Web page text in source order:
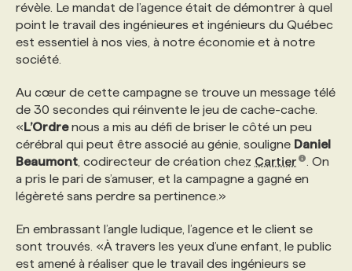
PRIX ET DISTINCTIONS
TENDANCES
GEO/SEO
ÉVÉNEMENTIEL
NOS AUTEUR‧RICES
FAQ
ANNONCEZ AVEC NOUS
FORMATIONS PERSONNALISÉES
NOS FORMATEUR‧RICES
POURQUOI CHOISIR NOS FORMATIONS
NOS TARIFS
PROGRAMMES DE SUBVENTIONS
NOS TARIFS
NOS EXPERTISES
FAQ
ANNONCEZ AVEC NOUS
révèle. Le mandat de l’agence était de démontrer à quel
point le travail des ingénieures et ingénieurs du Québec
est essentiel à nos vies, à notre économie et à notre
société.
Au cœur de cette campagne se trouve un message télé
de 30 secondes qui réinvente le jeu de cache-cache.
«L’Ordrenous a mis au défi de briser le côté un peu
cérébral qui peut être associé au génie, souligne Daniel
Beaumont , codirecteur de création chez Cartier
. On
a pris le pari de s’amuser, et la campagne a gagné en
légèreté sans perdre sa pertinence.»
En embrassant l’angle ludique, l’agence et le client se
sont trouvés. «À travers les yeux d’une enfant, le public
est amené à réaliser que le travail des ingénieurs se